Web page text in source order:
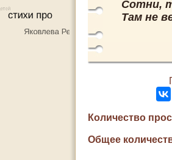
Сотни,
Там не
Количество
Общее